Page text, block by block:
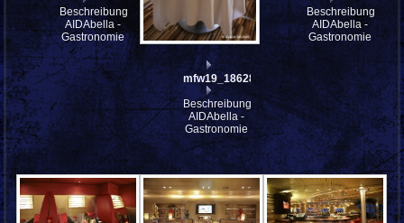
Beschreibung:
AIDAbella -
Gastronomie
mfw19_186289
Beschreibung:
AIDAbella -
Gastronomie
Beschreibung:
AIDAbella -
Gastronomie